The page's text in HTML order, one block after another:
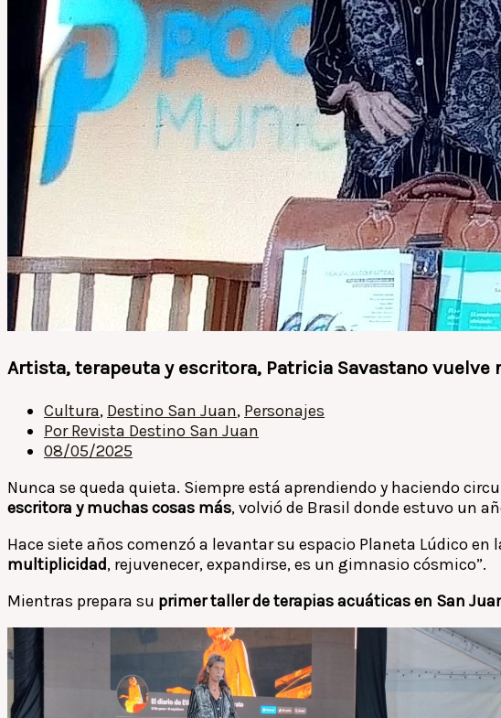
Artista, terapeuta y escritora, Patricia Savastano vuelve
Cultura, Destino San Juan, Personajes
PorRevista Destino San Juan
08/05/2025
Nunca se queda quieta. Siempre está aprendiendo y haciendo
escritora y muchas cosas más, volvió de Brasil donde estuvo un
Hace siete años comenzó a levantar su espacio Planeta Lúdico
multiplicidad, rejuvenecer, expandirse, es un gimnasio cósmico”.
Mientras prepara su primer taller de terapias acuáticas en San